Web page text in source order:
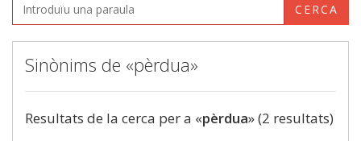
CERCA
Sinònims de «pèrdua»
Resultats de la cerca per a «pèrdua» (2 resultats)